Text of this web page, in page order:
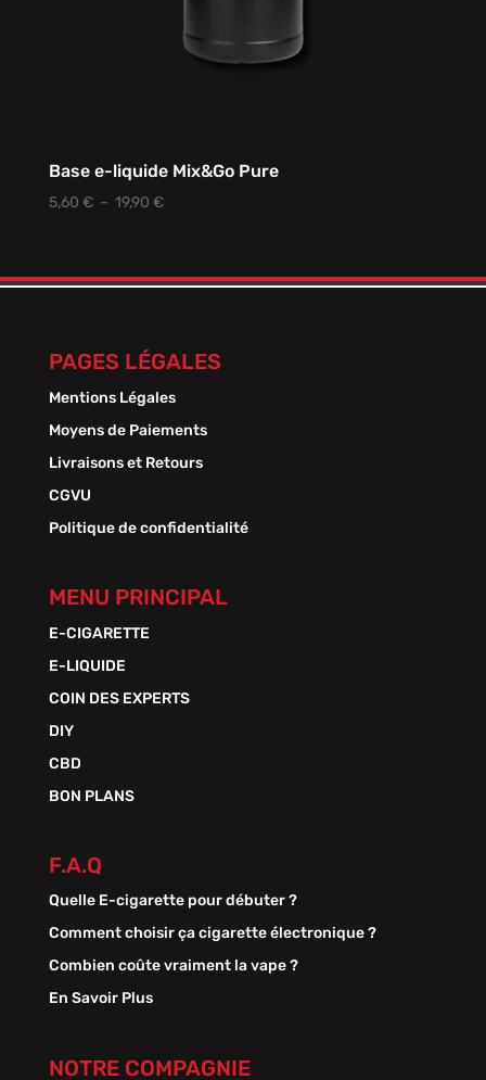
Base e-liquide Mix&Go Pure
5,60 € – 19,90 €Plage
5,60 €
PAGES LÉGALES
Mentions Légales
Moyens de Paiements
Livraisons et Retours
CGVU
Politique de confidentialité
MENU PRINCIPAL
E-CIGARETTE
E-LIQUIDE
COIN DES EXPERTS
DIY
CBD
BON PLANS
F.A.Q
Quelle E-cigarette pour débuter ?
Comment choisir ça cigarette électronique ?
Combien coûte vraiment la vape ?
En Savoir Plus
NOTRE COMPAGNIE